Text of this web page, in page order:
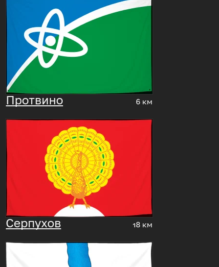
Протвино 6 км
Серпухов 18 км